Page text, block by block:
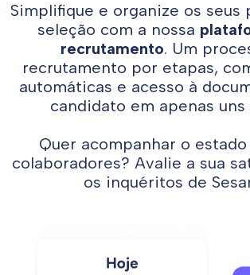
Simplifique e organize os seus
seleção com a nossa
recrutamento. Um
recrutamento por etapas,
automáticas e acesso à
candidato em apenas uns
Quer acompanhar o estado
colaboradores? Avalie a sua
os inquéritos de